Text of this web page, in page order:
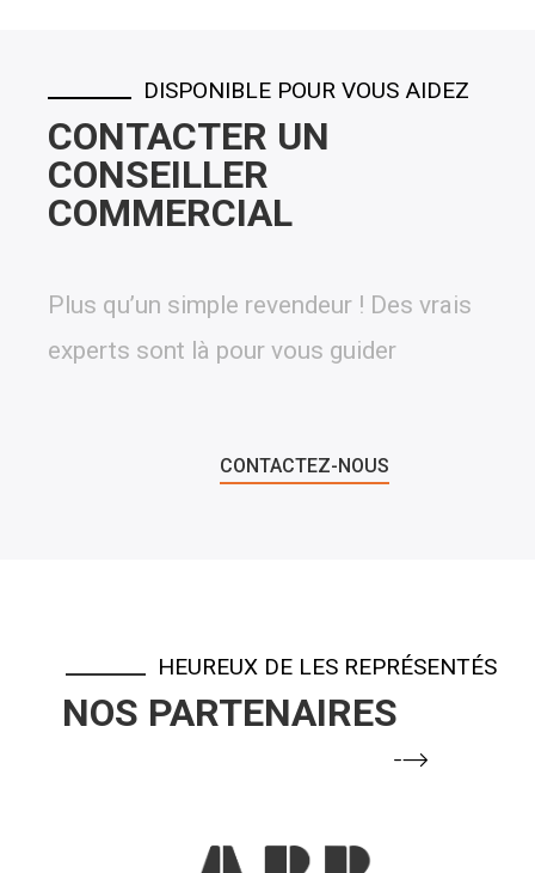
DISPONIBLE POUR VOUS AIDEZ
CONTACTER UN
CONSEILLER
COMMERCIAL
Plus qu’un simple revendeur ! Des vrais
experts sont là pour vous guider
CONTACTEZ-NOUS
HEUREUX DE LES REPRÉSENTÉS
NOS PARTENAIRES